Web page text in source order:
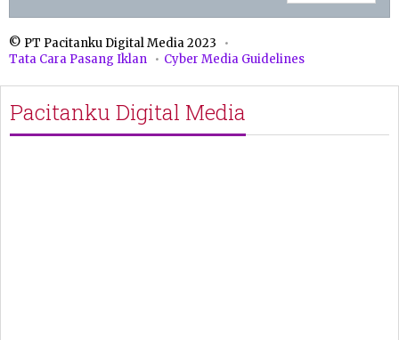
© PT Pacitanku Digital Media 2023
Tata Cara Pasang Iklan
Cyber Media Guidelines
Pacitanku Digital Media